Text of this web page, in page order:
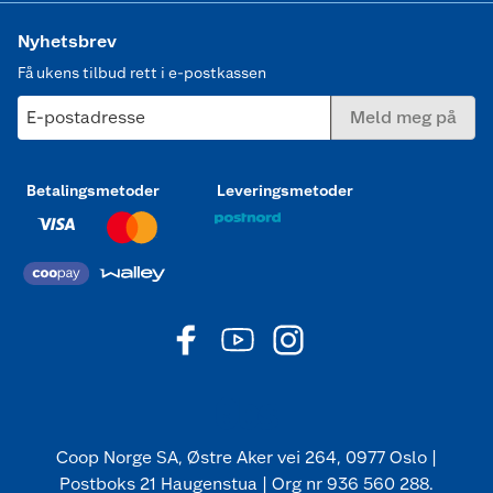
Nyhetsbrev
Få ukens tilbud rett i e-postkassen
E-postadresse Meld meg på
Betalingsmetoder Leveringsmetoder
Coop Norge SA, Østre Aker vei 264, 0977 Oslo |
Postboks 21 Haugenstua | Org nr 936 560 288.